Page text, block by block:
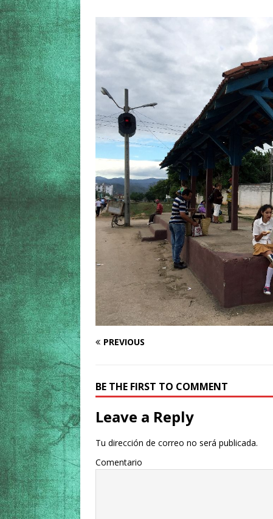
[ 9 octubre, 2025 ]
[ 3 agosto, 2025 ]
Qué ver
[ 15 marzo, 2026 ] Ela
PREVIOUS
BE THE FIRST TO COMMENT
Leave a Reply
Tu dirección de correo no será publicada.
Comentario